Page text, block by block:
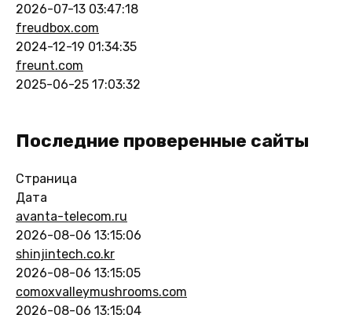
2026-07-13 03:47:18
freudbox.com
2024-12-19 01:34:35
freunt.com
2025-06-25 17:03:32
Последние проверенные сайты
Страница
Дата
avanta-telecom.ru
2026-08-06 13:15:06
shinjintech.co.kr
2026-08-06 13:15:05
comoxvalleymushrooms.com
2026-08-06 13:15:04